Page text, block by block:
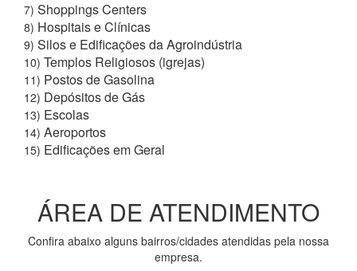
7) Shoppings Centers
8) Hospitais e Clínicas
9) Silos e Edificações da Agroindústria
10) Templos Religiosos (igrejas)
11) Postos de Gasolina
12) Depósitos de Gás
13) Escolas
14) Aeroportos
15) Edificações em Geral
ÁREA DE ATENDIMENTO
Confira abaixo alguns bairros/cidades atendidas pela nossa
empresa.